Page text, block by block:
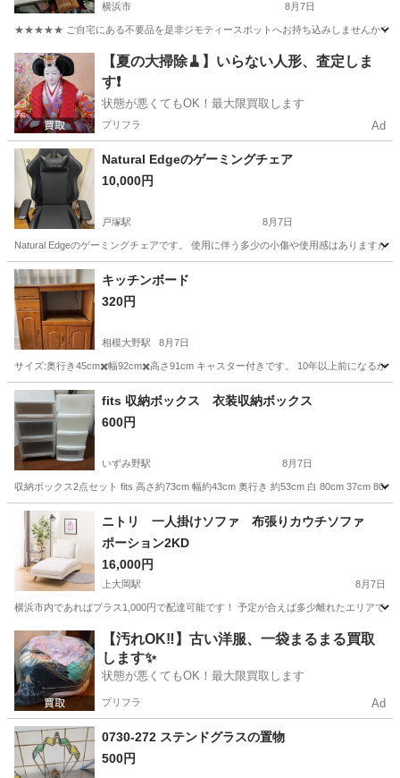
横浜市 8月7日
★★★★★ ご自宅にある不要品を是非ジモティースポットへお持ち込みしませんか？
神奈川 カーテン、ブラインド 現地
【夏の大掃除🧹】いらない人形、査定しま
す❗️
状態が悪くてもOK！最大限買取します
プリフラ Ad
Natural Edgeのゲーミングチェア
10,000円
戸塚駅 8月7日
Natural Edgeのゲーミングチェアです。 使用に伴う多少の小傷や使用感はありますが
神奈川 横浜市 戸塚駅 椅子
キッチンボード
320円
相模大野駅 8月7日
サイズ:奥行き45cm✖️幅92cm✖️高さ91cm キャスター付きです。 10年以上前になるか
神奈川 相模原市 相模大野駅 収納家具
fits 収納ボックス 衣装収納ボックス
600円
いずみ野駅 8月7日
収納ボックス2点セット fits 高さ約73cm 幅約43cm 奥行き 約53cm 白 80cm 37cm
神奈川 横浜市 いずみ野駅 収納家具
ニトリ 一人掛けソファ 布張りカウチソファ
ポーション2KD
16,000円
上大岡駅 8月7日
横浜市内であればプラス1,000円で配達可能です！ 予定が合えば多少離れたエリアで
神奈川 横浜市 上大岡駅 ソファ
【汚れOK‼️】古い洋服、一袋まるまる買取
します✨
状態が悪くてもOK！最大限買取します
プリフラ Ad
0730-272 ステンドグラスの置物
500円